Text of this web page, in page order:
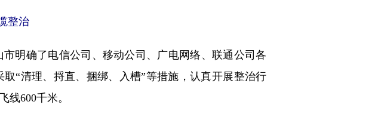
整治
确了电信公司、移动公司、广电网络、联通公司各
“清理、捋直、捆绑、入槽”等措施，认真开展整治行
线600千米。